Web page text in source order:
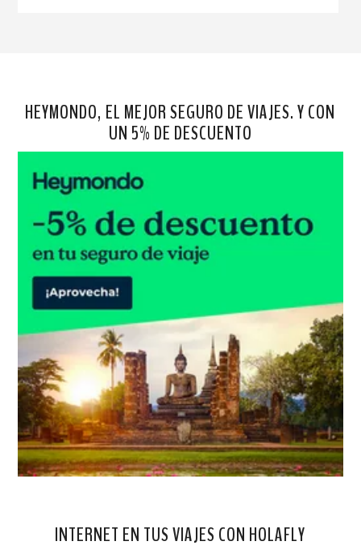
HEYMONDO, EL MEJOR SEGURO DE VIAJES. Y CON
UN 5% DE DESCUENTO
INTERNET EN TUS VIAJES CON HOLAFLY